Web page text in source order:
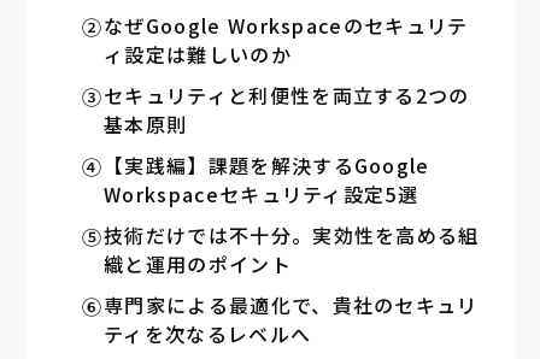
なぜGoogle Workspaceのセキュリテ
ィ設定は難しいのか
セキュリティと利便性を両立する2つの
基本原則
【実践編】課題を解決するGoogle
Workspaceセキュリティ設定5選
技術だけでは不十分。実効性を高める組
織と運用のポイント
専門家による最適化で、貴社のセキュリ
ティを次なるレベルへ